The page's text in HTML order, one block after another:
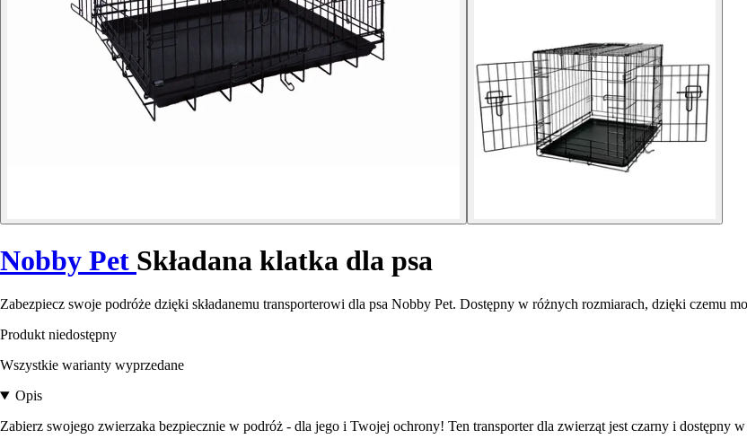
Nobby Pet Składana klatka dla psa
Zabezpiecz swoje podróże dzięki składanemu transporterowi dla psa Nobby Pet. Dostępny w różnych rozmiarach, dzięki czemu
Produkt niedostępny
Wszystkie warianty wyprzedane
Opis
Zabierz swojego zwierzaka bezpiecznie w podróż - dla jego i Twojej ochrony! Ten transporter dla zwierząt jest czarny i dostępny